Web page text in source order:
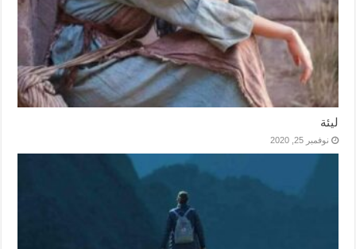
ليئة
نوفمبر 25, 2020